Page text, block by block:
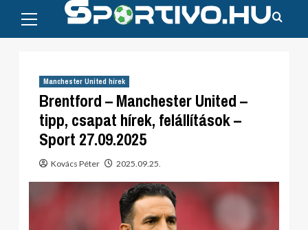
content
Menu
Manchester United hírek
Brentford – Manchester United –
tipp, csapat hírek, felállítások –
Sport 27.09.2025
Kovács Péter 2025.09.25.